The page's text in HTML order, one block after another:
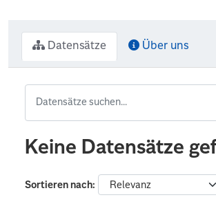
Datensätze Über uns
Keine Datensätze
Sortieren nach